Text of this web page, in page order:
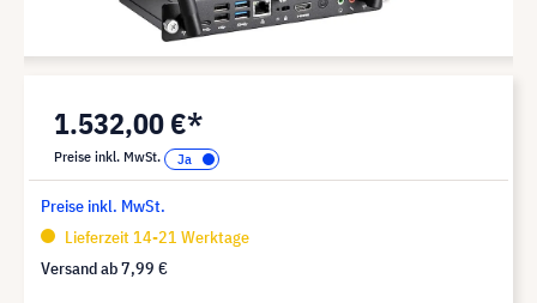
1.532,00 €*
Preise inkl. MwSt.
Preise inkl. MwSt.
Lieferzeit 14-21 Werktage
Versand ab7,99 €